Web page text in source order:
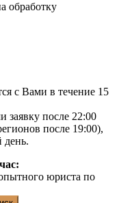
обработку
с Вами в течение 15
заявку после 22:00
после 19:00),
день.
юриста по